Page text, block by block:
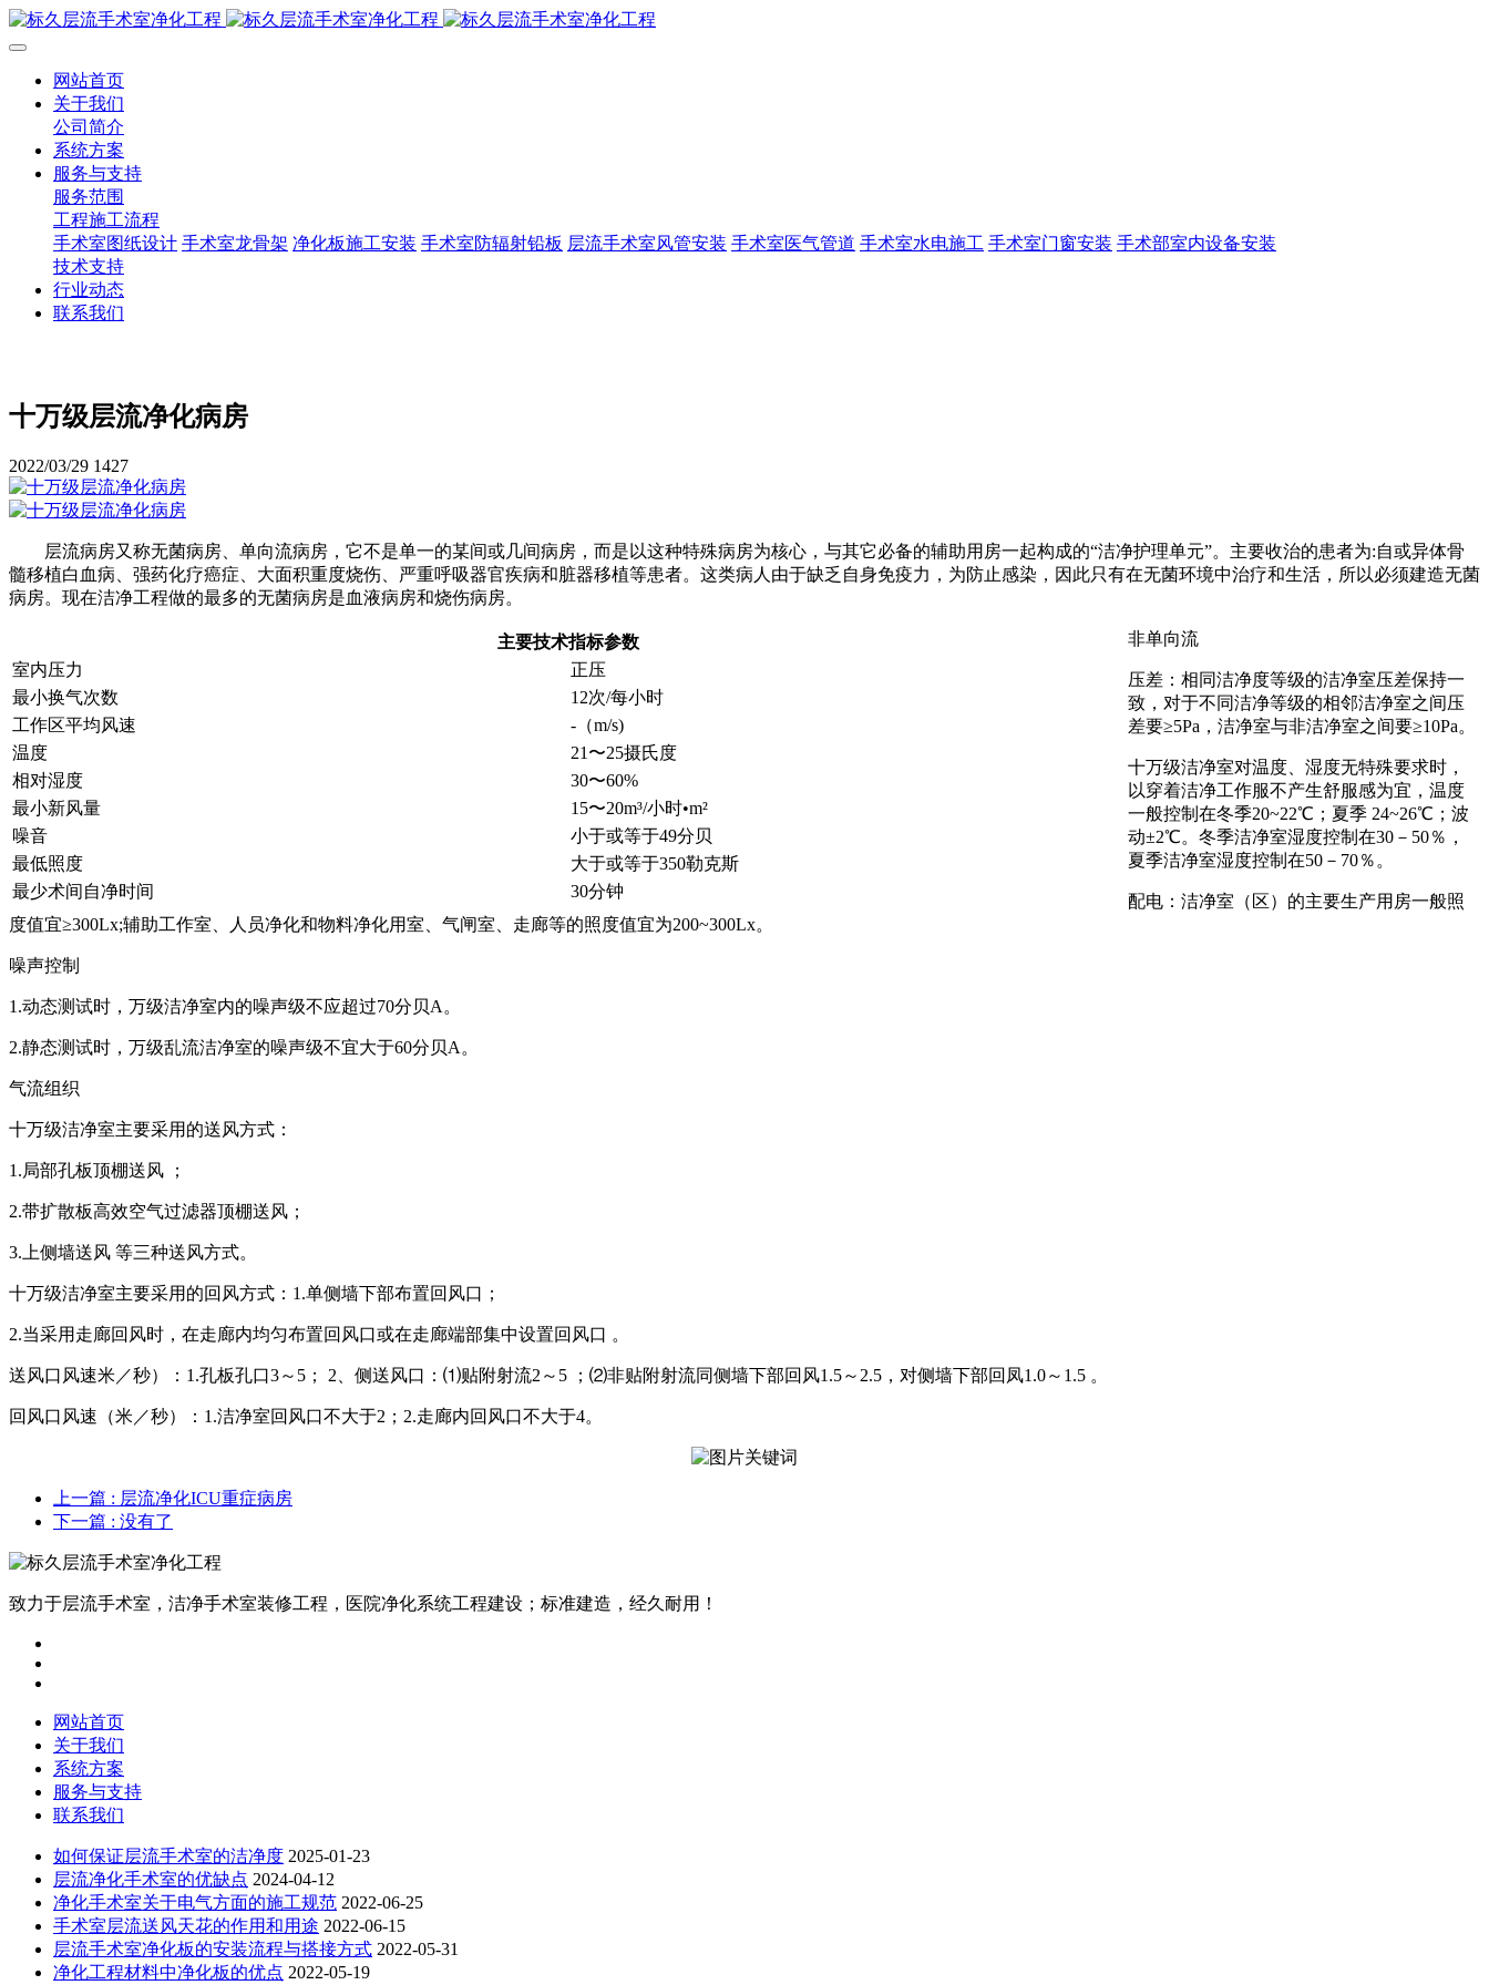
网站首页
关于我们
公司简介
系统方案
服务与支持
服务范围
工程施工流程
手术室图纸设计 手术室龙骨架 净化板施工安装 手术室防辐射铅板 层流手术室风管安装 手术室医气管道 手术室水电施工 手术室门窗安装 手术部室内设备安装
技术支持
行业动态
联系我们
十万级层流净化病房
2022/03/29 1427
层流病房又称无菌病房、单向流病房，它不是单一的某间或几间病房，而是以这种特殊病房为核心，与其它必备的辅助用房一起构成的“洁净护理单元”。主要收治的患者为:自或异体骨
髓移植白血病、强药化疗癌症、大面积重度烧伤、严重呼吸器官疾病和脏器移植等患者。这类病人由于缺乏自身免疫力，为防止感染，因此只有在无菌环境中治疗和生活，所以必须建造无菌
病房。现在洁净工程做的最多的无菌病房是血液病房和烧伤病房。
主要技术指标参数
室内压力
正压
最小换气次数
12次/每小时
工作区平均风速
-（m/s)
温度
21〜25摄氏度
相对湿度
30〜60%
最小新风量
15〜20m³/小时•m²
噪音
小于或等于49分贝
最低照度
大于或等于350勒克斯
最少术间自净时间
30分钟
非单向流
压差：相同洁净度等级的洁净室压差保持一
致，对于不同洁净等级的相邻洁净室之间压
差要≥5Pa，洁净室与非洁净室之间要≥10Pa。
十万级洁净室对温度、湿度无特殊要求时，
以穿着洁净工作服不产生舒服感为宜，温度
一般控制在冬季20~22℃；夏季 24~26℃；波
动±2℃。冬季洁净室湿度控制在30－50％，
夏季洁净室湿度控制在50－70％。
配电：洁净室（区）的主要生产用房一般照
度值宜≥300Lx;辅助工作室、人员净化和物料净化用室、气闸室、走廊等的照度值宜为200~300Lx。
噪声控制
1.动态测试时，万级洁净室内的噪声级不应超过70分贝A。
2.静态测试时，万级乱流洁净室的噪声级不宜大于60分贝A。
气流组织
十万级洁净室主要采用的送风方式：
1.局部孔板顶棚送风 ；
2.带扩散板高效空气过滤器顶棚送风；
3.上侧墙送风 等三种送风方式。
十万级洁净室主要采用的回风方式：1.单侧墙下部布置回风口；
2.当采用走廊回风时，在走廊内均匀布置回风口或在走廊端部集中设置回风口 。
送风口风速米／秒）：1.孔板孔口3～5； 2、侧送风口：⑴贴附射流2～5 ；⑵非贴附射流同侧墙下部回风1.5～2.5，对侧墙下部回凤1.0～1.5 。
回风口风速（米／秒）：1.洁净室回风口不大于2；2.走廊内回风口不大于4。
上一篇 : 层流净化ICU重症病房
下一篇 : 没有了
致力于层流手术室，洁净手术室装修工程，医院净化系统工程建设；标准建造，经久耐用！
网站首页
关于我们
系统方案
服务与支持
联系我们
如何保证层流手术室的洁净度 2025-01-23
层流净化手术室的优缺点 2024-04-12
净化手术室关于电气方面的施工规范 2022-06-25
手术室层流送风天花的作用和用途 2022-06-15
层流手术室净化板的安装流程与搭接方式 2022-05-31
净化工程材料中净化板的优点 2022-05-19